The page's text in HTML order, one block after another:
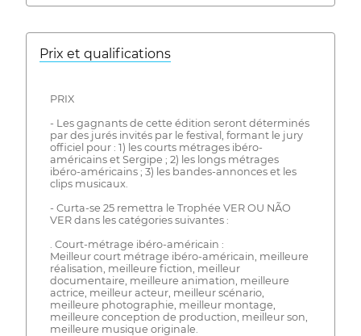
Prix ​​et qualifications
PRIX
- Les gagnants de cette édition seront déterminés
par des jurés invités par le festival, formant le jury
officiel pour : 1) les courts métrages ibéro-
américains et Sergipe ; 2) les longs métrages
ibéro-américains ; 3) les bandes-annonces et les
clips musicaux.
- Curta-se 25 remettra le Trophée VER OU NÃO
VER dans les catégories suivantes :
. Court-métrage ibéro-américain :
Meilleur court métrage ibéro-américain, meilleure
réalisation, meilleure fiction, meilleur
documentaire, meilleure animation, meilleure
actrice, meilleur acteur, meilleur scénario,
meilleure photographie, meilleur montage,
meilleure conception de production, meilleur son,
meilleure musique originale.